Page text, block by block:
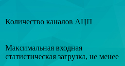
Количество каналов АЦП
Максимальная входная
статистическая загрузка, не менее